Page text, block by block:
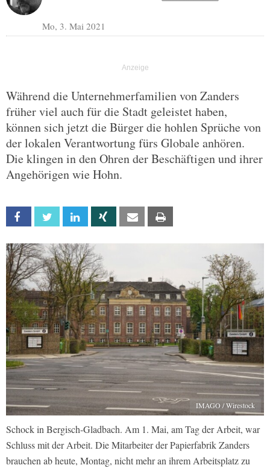
Mo, 3. Mai 2021
Während die Unternehmerfamilien von Zanders
früher viel auch für die Stadt geleistet haben,
können sich jetzt die Bürger die hohlen Sprüche von
der lokalen Verantwortung fürs Globale anhören.
Die klingen in den Ohren der Beschäftigen und ihrer
Angehörigen wie Hohn.
Facebook Twitter Linkedin Xing Email
IMAGO / Wirestock
Schock in Bergisch-Gladbach. Am 1. Mai, am Tag der Arbeit, war
Schluss mit der Arbeit. Die Mitarbeiter der Papierfabrik Zanders
brauchen ab heute, Montag, nicht mehr an ihrem Arbeitsplatz zu